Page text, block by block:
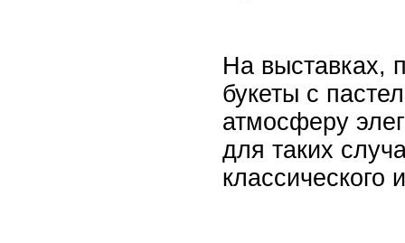
На выставках,
букеты с
атмосферу
для таких
классического